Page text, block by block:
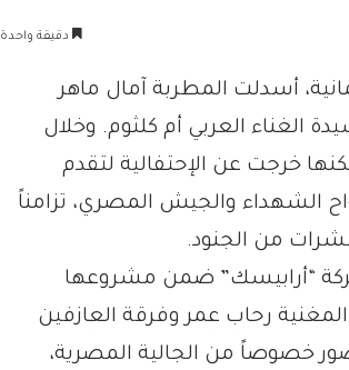
دقيقة واحدة
أسدلت المطربة آمال ماهر
مسقط بالذكرى الـ110 لمولد سيدة الغناء العربي أم كلثوم. وخلال
خرجت عن الإحتفالية لتقدم
الشهداء والجيش المصري، تزامناً
من الجنود.
“أرابيسك” ضمن مشروعها
رحاب عمر وفرقة العازفين
خصوصاً من الجالية المصرية،